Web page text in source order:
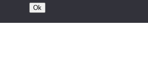
is protected bywp-copyrightpro.com
Ok